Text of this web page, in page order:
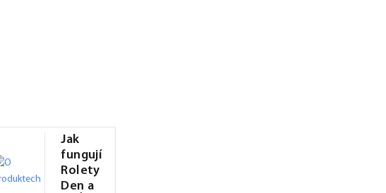
Jak
fungují
Rolety
Den a